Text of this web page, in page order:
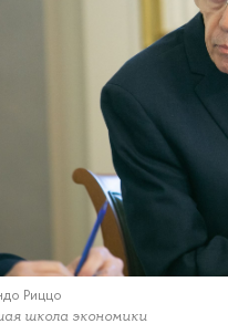
Риццо
школа экономики